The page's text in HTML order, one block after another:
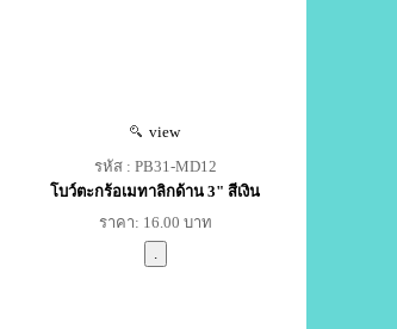
view
รหัส : PB31-MD12
โบว์ตะกร้อเมทาลิกด้าน 3" สีเงิน
ราคา: 16.00 บาท